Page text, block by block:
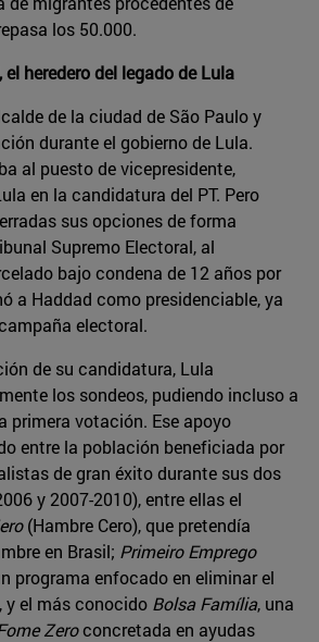
los 50.000.
el heredero del legado de Lula
de la ciudad de São Paulo y
durante el gobierno de Lula.
al puesto de vicepresidente,
en la candidatura del PT. Pero
sus opciones de forma
Supremo Electoral, al
bajo condena de 12 años por
a Haddad como presidenciable, ya
electoral.
de su candidatura, Lula
los sondeos, pudiendo incluso a
primera votación. Ese apoyo
entre la población beneficiada por
de gran éxito durante sus dos
y 2007-2010), entre ellas el
(Hambre Cero), que pretendía
en Brasil; Primeiro Emprego
programa enfocado en eliminar el
y el más conocido Bolsa Família, una
Zeroconcretada en ayudas